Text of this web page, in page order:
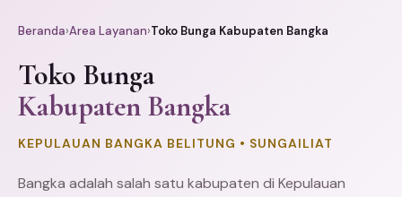
Beranda›Area Layanan›Toko Bunga Kabupaten Bangka
Toko Bunga
Kabupaten Bangka
KEPULAUAN BANGKA BELITUNG • SUNGAILIAT
Bangka adalah salah satu kabupaten di Kepulauan